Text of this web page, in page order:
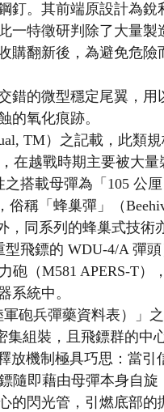
釘。其前端原設計為
一特徵研判除了大量
購翻新後，為避免危
錯的微型穩定尾翼，
的氧化痕跡。
TM）之記載，此類
在越戰時期主要被大
搭載母彈為「105 公
俗稱「蜂巢彈」（
，同系列的蜂巢式技術
飛鏢的 WDU-4/A 彈
砲（M581 APERS-T）
系統中。
砲兵彈藥資料表）」
集組裝，且飛鏢群的中
放機制極具巧思：當
隨即藉由母彈本身自
閃光管，引燃底部的